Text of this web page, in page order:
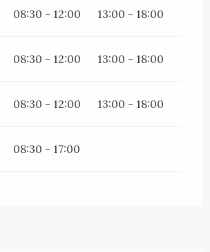
08:30 - 12:00 13:00 - 18:00
08:30 - 12:00 13:00 - 18:00
08:30 - 12:00 13:00 - 18:00
08:30 - 17:00